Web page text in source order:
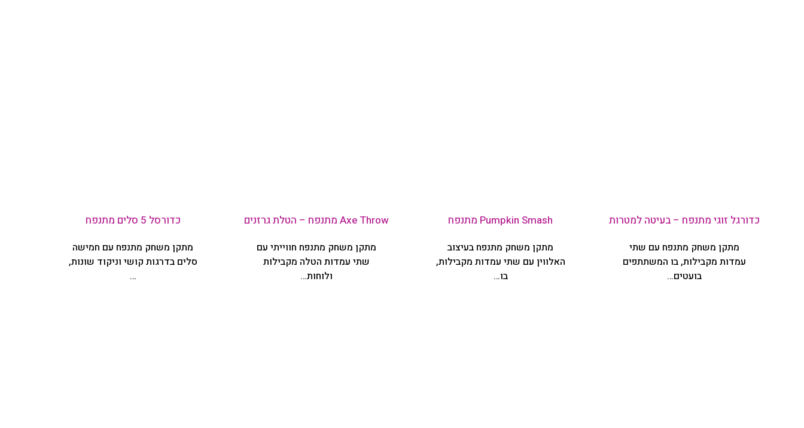
כדורגל זוגי מתנפח – בעיטה למטרות
מתקן משחק מתנפח עם שתי
עמדות מקבילות, בו המשתתפים
בועטים…
Pumpkin Smash מתנפח
מתקן משחק מתנפח בעיצוב
האלווין עם שתי עמדות מקבילות,
בו…
Axe Throw מתנפח – הטלת גרזנים
מתקן משחק מתנפח חווייתי עם
שתי עמדות הטלה מקבילות
ולוחות…
כדורסל 5 סלים מתנפח
מתקן משחק מתנפח עם חמישה
סלים בדרגות קושי וניקוד שונות,
…